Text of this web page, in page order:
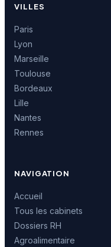
VILLES
Paris
Lyon
Marseille
Toulouse
Bordeaux
Lille
Nantes
Rennes
NAVIGATION
Accueil
Tous les cabinets
Dossiers RH
Agroalimentaire